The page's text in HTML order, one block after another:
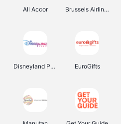
All Accor Brussels Airlines
Disneyland Paris EuroGifts